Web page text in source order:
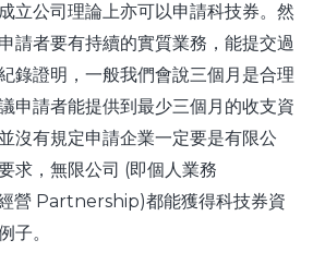
立公司理論上亦可以申請科技券。然
請者要有持續的實質業務，能提交過
錄證明，一般我們會說三個月是合理
申請者能提供到最少三個月的收支資
沒有規定申請企業一定要是有限公
求，無限公司 (即個人業務
營 Partnership)都能獲得科技券資
子。